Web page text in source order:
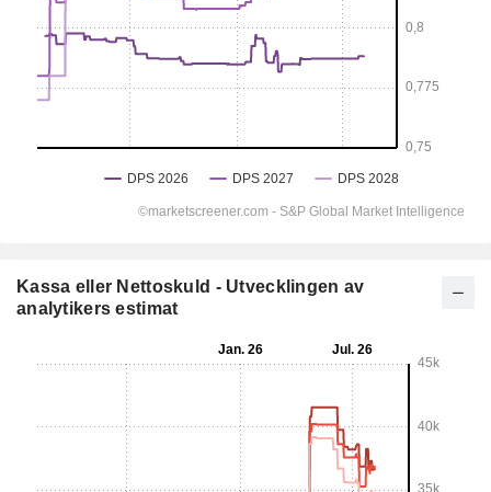
Kassa eller Nettoskuld - Utvecklingen av
analytikers estimat